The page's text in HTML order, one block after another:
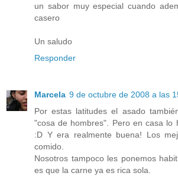
un sabor muy especial cuando
casero
Un saludo
Responder
Marcela 9 de octubre de 2008 a las
Por estas latitudes el asado
"cosa de hombres". Pero en casa lo
:D Y era realmente buena! Los
comido.
Nosotros tampoco les ponemos
es que la carne ya es rica sola.